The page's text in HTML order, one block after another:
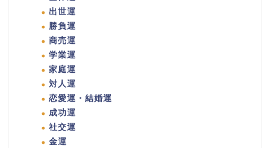
出世運
勝負運
商売運
学業運
家庭運
対人運
恋愛運・結婚運
成功運
社交運
金運